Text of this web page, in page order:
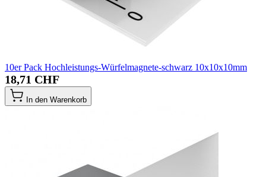
10er Pack Hochleistungs-Würfelmagnete-schwarz 10x10x10mm
18,71 CHF
In den Warenkorb